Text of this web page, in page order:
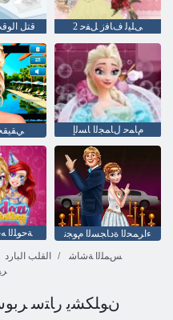
قتل 2 ﻰﻠﻴﻟ ﻑﺎﻓﺯ ﻞﻔﺣ
ﻡﺎﻤﺣ ﻝﺎﻤﺠﻟﺍ ﺎﺴﻟﺇ
ﺔﺣﻮﻠﻟﺍ
ءﺍﺮﻤﺤﻟﺍ ﺓﺩﺎﺠﺴﻟﺍ ﻡﻮﺠﻧ
القلب البارد
ﺲﻤﻠﻟﺍ ﺔﺷﺎﺷ
ﻥﻮﻠﻜﺸﻳ ﺭﺎﺘﺳ